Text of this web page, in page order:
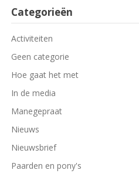
Categorieën
Activiteiten
Geen categorie
Hoe gaat het met
In de media
Manegepraat
Nieuws
Nieuwsbrief
Paarden en pony's